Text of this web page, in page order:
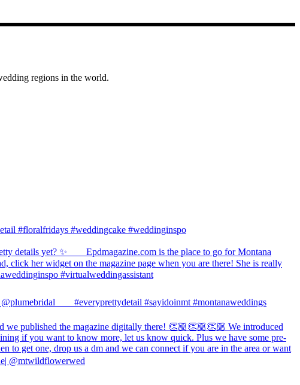
regions in the world.